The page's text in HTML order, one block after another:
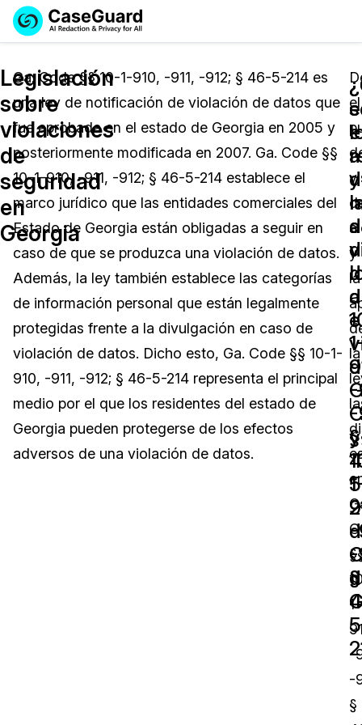
Licencia de CaseGuard Studio
Precios de Redacción a Pedido
Soluciones
Redacción de vídeos
Redacción de documentos
Redacción de audio
Redacción de imágenes
Transcripción y Traducción
Industrias
Cuerpos Policiales
Transportación
Educación
El Gobierno
Sector Jurídico
Servicios Financieros
Precios
Recursos
Preguntas Frecuentes
Artículos
Casos Practicos
Centro de Ayuda
Videoteca
Eventos
Demo
English
Español
Legislación
sobre
violaciones
de
seguridad
en
Georgia
Ga. Code §§ 10-1-910, -911, -912; § 46-5-214 es
una ley de notificación de violación de datos que
fue aprobada en el estado de Georgia en 2005 y
posteriormente modificada en 2007. Ga. Code §§
10-1-910, -911, -912; § 46-5-214 establece el
marco jurídico que las entidades comerciales del
Estado de Georgia están obligadas a seguir en
caso de que se produzca una violación de datos.
Además, la ley también establece las categorías
de información personal que están legalmente
protegidas frente a la divulgación en caso de
violación de datos. Dicho esto, Ga. Code §§ 10-1-
910, -911, -912; § 46-5-214 representa el principal
medio por el que los residentes del estado de
Georgia pueden protegerse de los efectos
adversos de una violación de datos.
y
-
-
y
el
y
la
la
1-
-
-
§
-
-
§